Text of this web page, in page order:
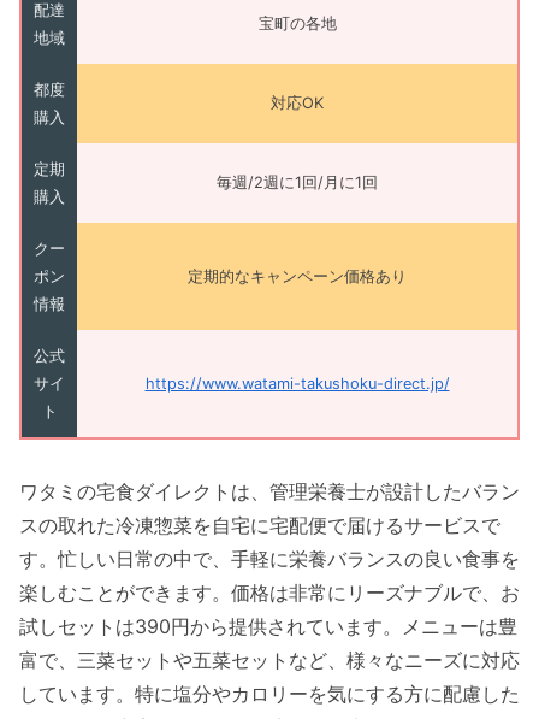
配達
地域
宝町の各地
都度
購入
対応OK
定期
購入
毎週/2週に1回/月に1回
クー
ポン
情報
定期的なキャンペーン価格あり
公式
サイ
ト
https://www.watami-takushoku-direct.jp/
ワタミの宅食ダイレクトは、管理栄養士が設計したバラン
スの取れた冷凍惣菜を自宅に宅配便で届けるサービスで
す。忙しい日常の中で、手軽に栄養バランスの良い食事を
楽しむことができます。価格は非常にリーズナブルで、お
試しセットは390円から提供されています。メニューは豊
富で、三菜セットや五菜セットなど、様々なニーズに対応
しています。特に塩分やカロリーを気にする方に配慮した